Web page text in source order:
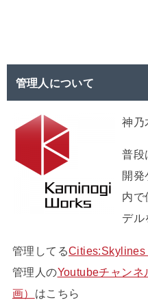
管理人について
神乃
普段
開発
内で
デル
管理してるCities:Skylines
管理人のYoutubeチャン
画） はこちら